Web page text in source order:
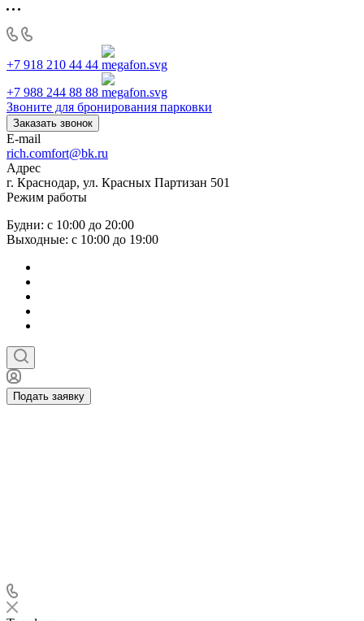
+7 918 210 44 44
+7 988 244 88 88
Звоните для бронирования парковки
Заказать звонок
E-mail
rich.comfort@bk.ru
Адрес
г. Краснодар, ул. Красных Партизан 501
Режим работы
Будни: с 10:00 до 20:00
Выходные: с 10:00 до 19:00
Подать заявку